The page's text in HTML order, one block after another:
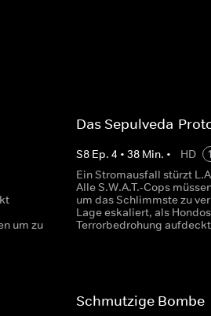
um zu
Das Sepulveda-
S8 Ep. 4 • 38Min. • HD
Ein Stromausfall stürzt
Alle S.W.A.T.-Cops
um das Schlimmste zu
Lage eskaliert, als
Terrorbedrohung
Schmutzige Bombe